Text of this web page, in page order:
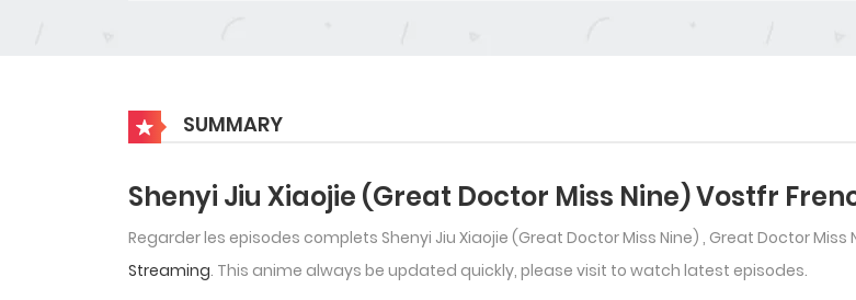
SUMMARY
Shenyi Jiu Xiaojie (Great Doctor Miss Nine) Vostfr
Regarder les episodes complets Shenyi Jiu Xiaojie (Great Doctor Miss Nine) , Great Doctor Miss
Streaming. This anime always be updated quickly, please visit to watch latest episodes.